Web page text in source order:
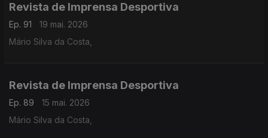
Revista de Imprensa Desportiva
Ep. 91
19 mai. 2026
Mário Silva da Costa,
Revista de Imprensa Desportiva
Ep. 89
15 mai. 2026
Mário Silva da Costa,